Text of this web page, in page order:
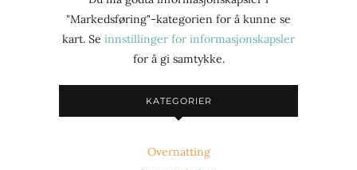
"Markedsføring"-kategorien for å kunne se
kart. Se innstillinger for informasjonskapsler
for å gi samtykke.
KATEGORIER
Overnatting